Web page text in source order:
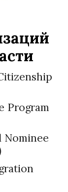
Program
Nominee